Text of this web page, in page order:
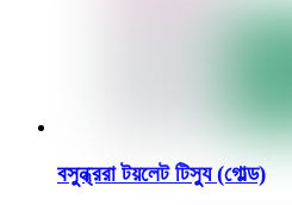
বসুন্ধ্ররা টয়লেট টিস্যু (গোল্ড)